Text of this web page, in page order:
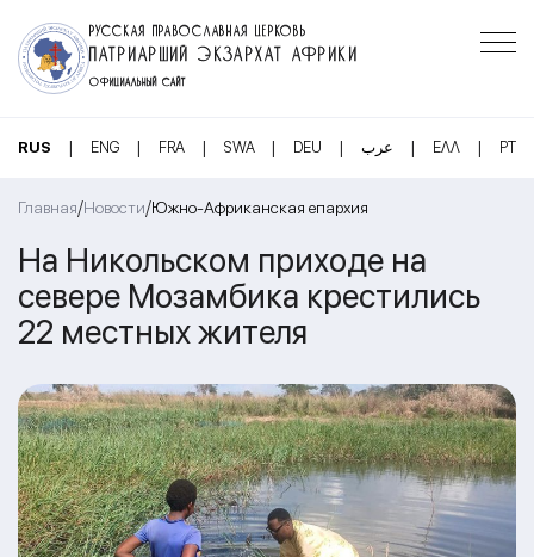
РУССКАЯ ПРАВОСЛАВНАЯ ЦЕРКОВЬ
ПАТРИАРШИЙ ЭКЗАРХАТ АФРИКИ
ОФИЦИАЛЬНЫЙ САЙТ
RUS | ENG | FRA | SWA | DEU | عرب | ΕΛΛ | PT
Главная/Новости/Южно-Африканская епархия
На Никольском приходе на
севере Мозамбика крестились
22 местных жителя